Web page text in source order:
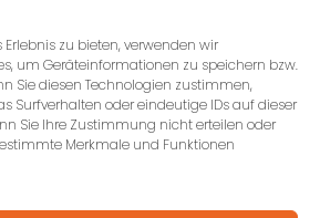
zu bieten, verwenden wir
um Geräteinformationen zu speichern bzw.
Sie diesen Technologien zustimmen,
Surfverhalten oder eindeutige IDs auf dieser
Sie Ihre Zustimmung nicht erteilen oder
Merkmale und Funktionen